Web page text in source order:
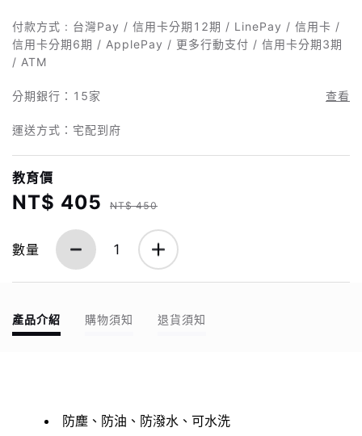
付款方式 : 台灣Pay / 信用卡分期12期 / LinePay / 信用卡 /
信用卡分期6期 / ApplePay / 更多行動支付 / 信用卡分期3期
/ ATM
分期銀行： 15家 查看
運送方式：宅配到府
教育價
NT$ 405 NT$ 450
數量 1
產品介紹 購物須知 退貨須知
防塵、防油、防潑水、可水洗